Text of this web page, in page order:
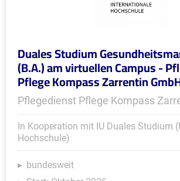
Duales Studium
(B.A.) am virtuellen Campus -
Pflege Kompass Zarrentin
Pflegedienst Pflege Kompass
In Kooperation mit IU Duales Studium
Hochschule)
bundesweit